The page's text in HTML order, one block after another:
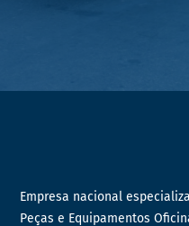
Empresa nacional
Peças e Equipamentos